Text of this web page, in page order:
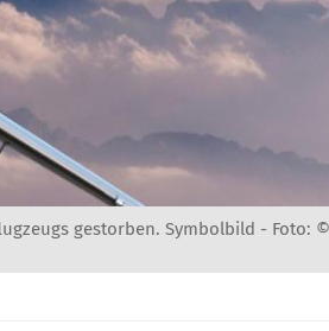
gestorben. Symbolbild - Foto: ©